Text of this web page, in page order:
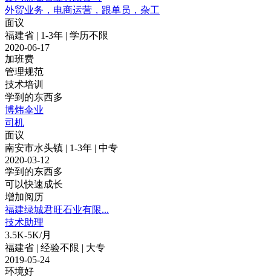
外贸业务，电商运营，跟单员，杂工
面议
福建省 | 1-3年 | 学历不限
2020-06-17
加班费
管理规范
技术培训
学到的东西多
博炜伞业
司机
面议
南安市水头镇 | 1-3年 | 中专
2020-03-12
学到的东西多
可以快速成长
增加阅历
福建绿城君旺石业有限...
技术助理
3.5K-5K/月
福建省 | 经验不限 | 大专
2019-05-24
环境好